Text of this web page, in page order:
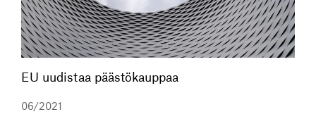
EU uudistaa päästökauppaa
06/2021